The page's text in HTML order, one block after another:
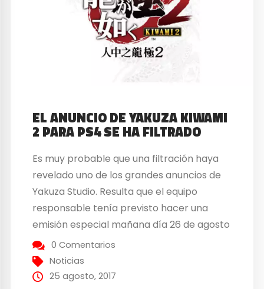
EL ANUNCIO DE YAKUZA KIWAMI
2 PARA PS4 SE HA FILTRADO
Es muy probable que una filtración haya
revelado uno de los grandes anuncios de
Yakuza Studio. Resulta que el equipo
responsable tenía previsto hacer una
emisión especial mañana día 26 de agosto
donde hablarían sobre el futuro inmediato
de la empresa. Pero la PlayStation Store
de Taiwan es la que ha dado a conocer
0 Comentarios
Noticias
25 agosto, 2017